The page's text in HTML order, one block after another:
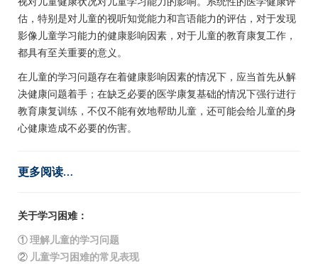
估，特别是对儿童的视听知觉能力和言语能力的评估，对于发现
影像儿童学习能力的健康影响因素，对于儿童的教育康复工作，
都具有至关重要的意义。
在儿童的学习问题存在着健康影响因素的情况下，应当首先从解
决健康问题着手；在缺乏必要的医学康复基础的情况下强行进行
教育康复训练，不仅不能有效地帮助儿童，还可能会给儿童的身
心健康造成不必要的伤害。
更多阅读…
关于学习困难：
①理解儿童的学习问题
② 儿童学习困难的常见表现